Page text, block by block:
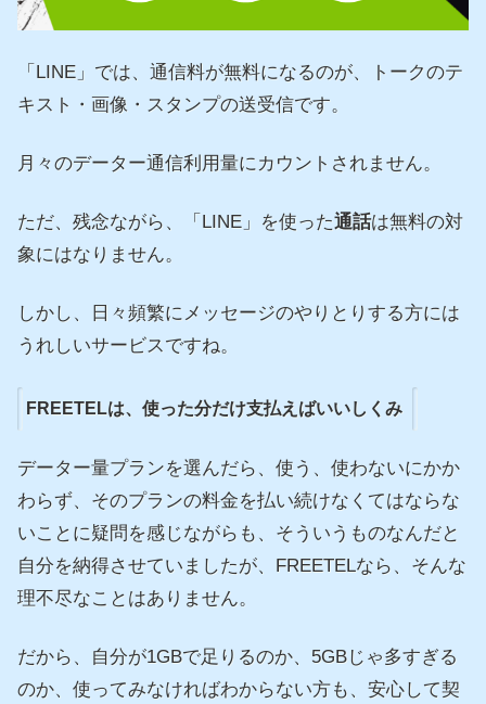
「LINE」では、通信料が無料になるのが、トークのテ
キスト・画像・スタンプの送受信です。
月々のデーター通信利用量にカウントされません。
ただ、残念ながら、「LINE」を使った通話は無料の対
象にはなりません。
しかし、日々頻繁にメッセージのやりとりする方には
うれしいサービスですね。
FREETELは、使った分だけ支払えばいいしくみ
データー量プランを選んだら、使う、使わないにかか
わらず、そのプランの料金を払い続けなくてはならな
いことに疑問を感じながらも、そういうものなんだと
自分を納得させていましたが、FREETELなら、そんな
理不尽なことはありません。
だから、自分が1GBで足りるのか、5GBじゃ多すぎる
のか、使ってみなければわからない方も、安心して契